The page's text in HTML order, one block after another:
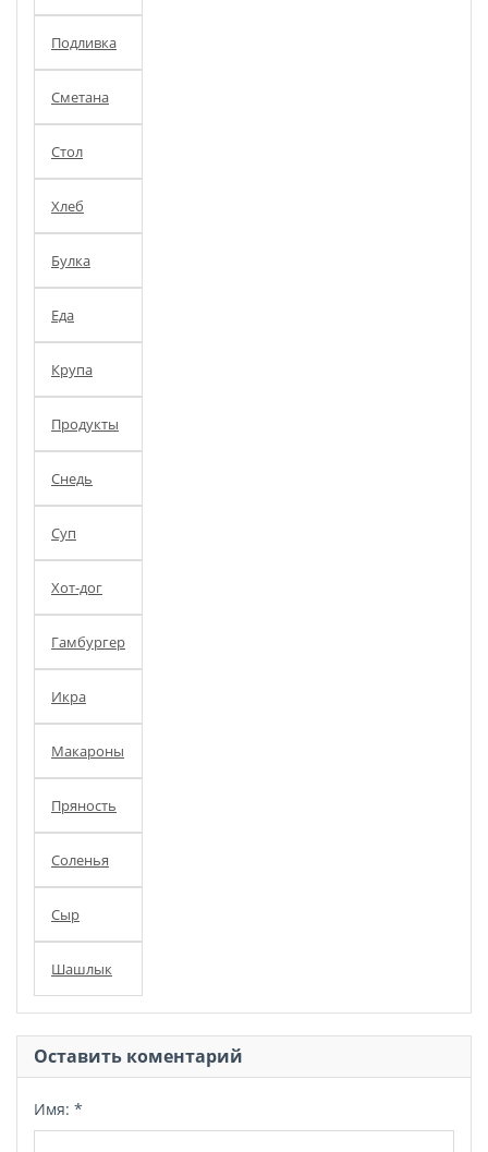
Подливка
Сметана
Стол
Хлеб
Булка
Еда
Крупа
Продукты
Снедь
Суп
Хот-дог
Гамбургер
Икра
Макароны
Пряность
Соленья
Сыр
Шашлык
Оставить коментарий
Имя: *